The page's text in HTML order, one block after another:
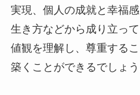
実現、個人の成就と幸福
生き方などから成り立っ
値観を理解し、尊重する
築くことができるでしょう